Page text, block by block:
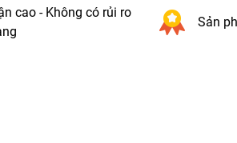
cao - Không có rủi ro
Sản